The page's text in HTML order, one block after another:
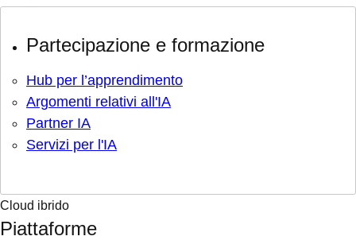
Partecipazione e formazione
Hub per l’apprendimento
Argomenti relativi all'IA
Partner IA
Servizi per l'IA
Cloud ibrido
Piattaforme